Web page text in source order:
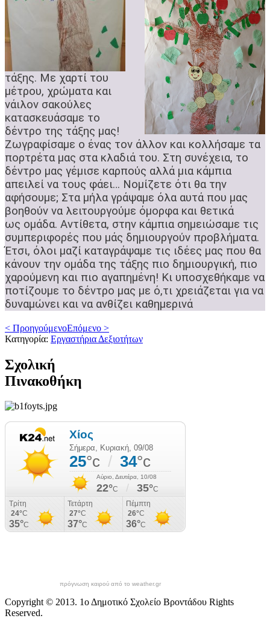
τάξης. Με χαρτί του
μέτρου, χρώματα και
νάιλον σακούλες
κατασκευάσαμε το
δέντρο της τάξης μας!
Ζωγραφίσαμε ο ένας τον άλλον και κολλήσαμε τα
πορτρέτα μας στα κλαδιά του. Στη συνέχεια, το
δέντρο μας γέμισε καρπούς αλλά μια κάμπια
απειλεί να τους φάει… Νομίζετε ότι θα την
αφήσουμε; Στα μήλα γράψαμε όλα αυτά που μας
βοηθούν να λειτουργούμε όμορφα και θετικά
ως ομάδα. Αντίθετα, στην κάμπια σημειώσαμε τις
συμπεριφορές που μάς δημιουργούν προβλήματα.
Έτσι, όλοι μαζί καταγράψαμε τις ιδέες μας που θα
κάνουν την ομάδα της τάξης πιο δημιουργική, πιο
χαρούμενη και πιο αγαπημένη! Κι υποσχεθήκαμε να
ποτίζουμε το δέντρο μας με ό,τι χρειάζεται για να
δυναμώνει και να ανθίζει καθημερινά
< ΠροηγούμενοΕπόμενο >
Κατηγορία: Εργαστήρια Δεξιοτήτων
Σχολική
Πινακοθήκη
πρόγνωση καιρού από το weather.gr
Copyright © 2013. 1ο Δημοτικό Σχολείο Βροντάδου Rights
Reserved.